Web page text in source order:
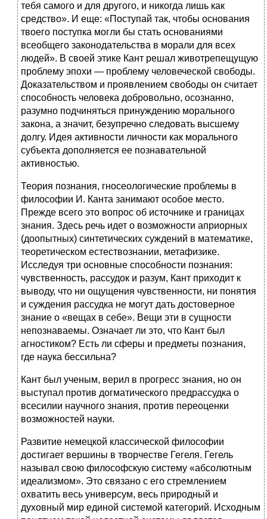
тебя самого и для другого, и никогда лишь как
средство». И еще: «Поступай так, чтобы основания
твоего поступка могли бы стать основаниями
всеобщего законодательства в морали для всех
людей». В своей этике Кант решал животрепещущую
проблему эпохи — проблему человеческой свободы.
Доказательством и проявлением свободы он считает
способность человека добровольно, осознанно,
разумно подчиняться принуждению морального
закона, а значит, безупречно следовать высшему
долгу. Идея активности личности как морального
субъекта дополняется ее познавательной
активностью.
Теория познания, гносеологические проблемы в
философии И. Канта занимают особое место.
Прежде всего это вопрос об источнике и границах
знания. Здесь речь идет о возможности априорных
(доопытных) синтетических суждений в математике,
теоретическом естествознании, метафизике.
Исследуя три основные способности познания:
чувственность, рассудок и разум, Кант приходит к
выводу, что ни ощущения чувственности, ни понятия
и суждения рассудка не могут дать достоверное
знание о «вещах в себе». Вещи эти в сущности
непознаваемы. Означает ли это, что Кант был
агностиком? Есть ли сферы и предметы познания,
где наука бессильна?
Кант был ученым, верил в прогресс знания, но он
выступал против догматического предрассудка о
всесилии научного знания, против переоценки
возможностей науки.
Развитие немецкой классической философии
достигает вершины в творчестве Гегеля. Гегель
называл свою философскую систему «абсолютным
идеализмом». Это связано с его стремлением
охватить весь универсум, весь природный и
духовный мир единой системой категорий. Исходным